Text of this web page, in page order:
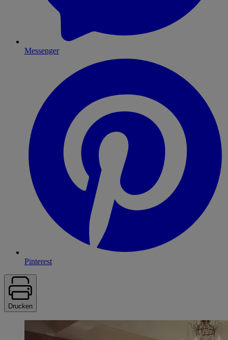
Messenger
Pinterest
Drucken